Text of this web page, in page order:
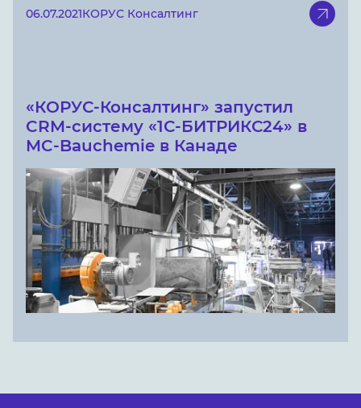
06.07.2021КОРУС Консалтинг
«КОРУС-Консалтинг» запустил
CRM-систему «1С-БИТРИКС24» в
MC-Bauchemie в Канаде